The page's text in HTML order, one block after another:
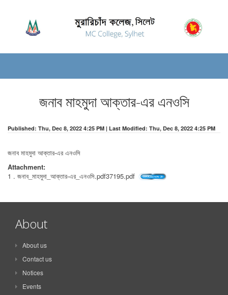
জনাব মাহমুদা আক্তার-এর এনওসি
Published: Thu, Dec 8, 2022 4:25 PM | Last Modified: Thu, Dec 8, 2022 4:25 PM
জনাব মাহমুদা আক্তার-এর এনওসি
Attachment:
1 . জনাব_মাহমুদা_আক্তার-এর_এনওসি.pdf37195.pdf
About
About us
Contact us
Notices
Events